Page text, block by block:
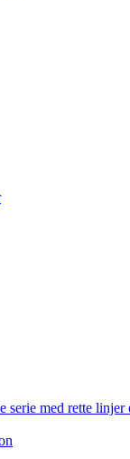
serie med rette linjer